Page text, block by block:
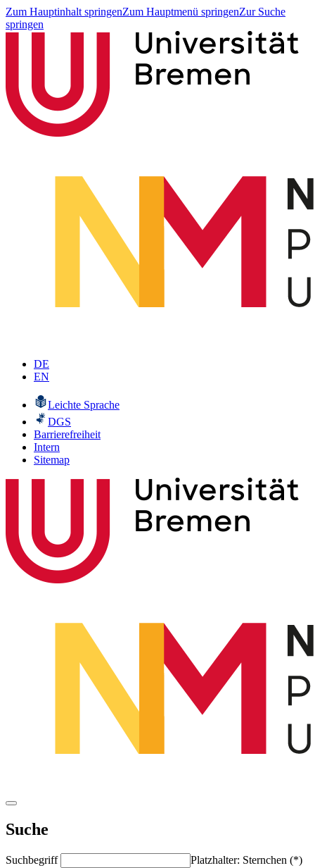
Zum Hauptinhalt springenZum Hauptmenü springenZur Suche
springen
DE
EN
Leichte Sprache
DGS
Barrierefreiheit
Intern
Sitemap
Suche
Suchbegriff
Platzhalter: Sternchen (*)